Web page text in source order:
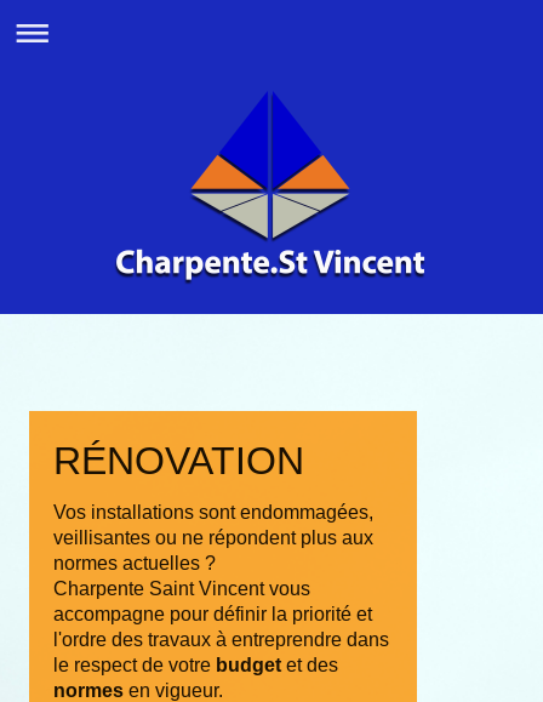
RÉNOVATION
Vos installations sont endommagées,
veillisantes ou ne répondent plus aux
normes actuelles ?
Charpente Saint Vincent vous
accompagne pour définir la priorité et
l'ordre des travaux à entreprendre dans
le respect de votre budget et des
normes en vigueur.